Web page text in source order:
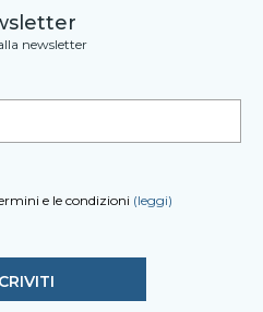
newsletter
e le condizioni (leggi)